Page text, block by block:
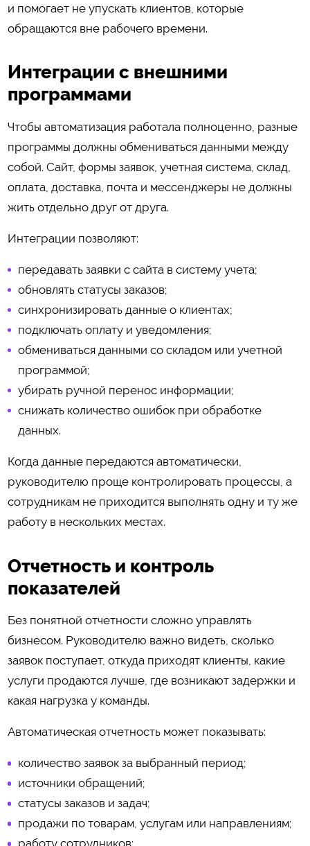
и помогает не упускать клиентов, которые
обращаются вне рабочего времени.
Интеграции с внешними
программами
Чтобы автоматизация работала полноценно, разные
программы должны обмениваться данными между
собой. Сайт, формы заявок, учетная система, склад,
оплата, доставка, почта и мессенджеры не должны
жить отдельно друг от друга.
Интеграции позволяют:
передавать заявки с сайта в систему учета;
обновлять статусы заказов;
синхронизировать данные о клиентах;
подключать оплату и уведомления;
обмениваться данными со складом или учетной
программой;
убирать ручной перенос информации;
снижать количество ошибок при обработке
данных.
Когда данные передаются автоматически,
руководителю проще контролировать процессы, а
сотрудникам не приходится выполнять одну и ту же
работу в нескольких местах.
Отчетность и контроль
показателей
Без понятной отчетности сложно управлять
бизнесом. Руководителю важно видеть, сколько
заявок поступает, откуда приходят клиенты, какие
услуги продаются лучше, где возникают задержки и
какая нагрузка у команды.
Автоматическая отчетность может показывать:
количество заявок за выбранный период;
источники обращений;
статусы заказов и задач;
продажи по товарам, услугам или направлениям;